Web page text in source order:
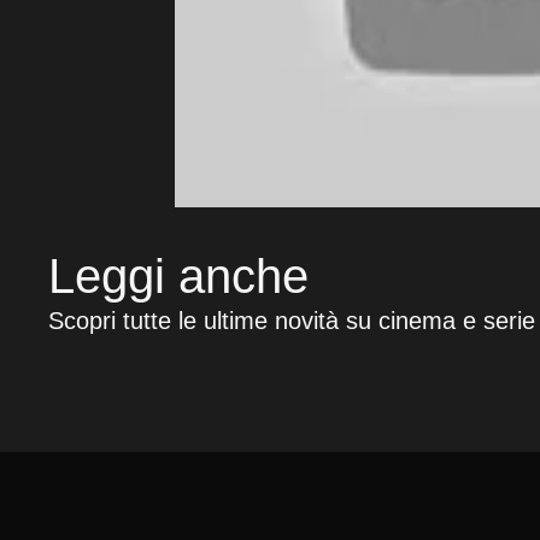
Leggi anche
Scopri tutte le ultime novità su cinema e serie